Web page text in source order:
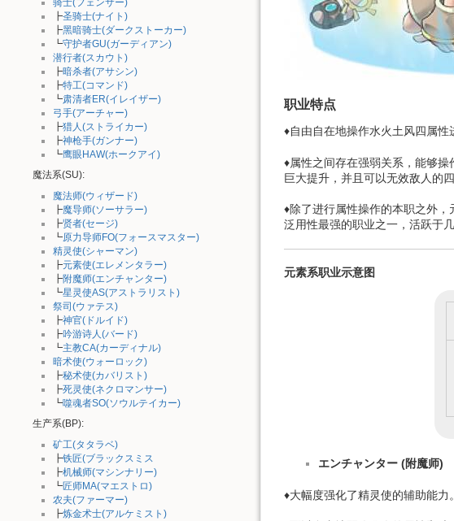
┣圣骑士(ナイト)
┣黑暗骑士(ダークストーカー)
┗守护者GU(ガーディアン)
潜行者(スカウト)
┣暗杀者(アサシン)
┣特工(コマンド)
┗肃清者ER(イレイザー)
弓手(アーチャー)
┣猎人(ストライカー)
┣神枪手(ガンナー)
┗鹰眼HAW(ホークアイ)
魔法系(SU):
魔法师(ウィザード)
┣魔导师(ソーサラー)
┣贤者(セージ)
┗原力导师FO(フォースマスター)
精灵使(シャーマン)
┣元素使(エレメンタラー)
┣附魔师(エンチャンター)
┗星灵使AS(アストラリスト)
祭司(ウァテス)
┣神官(ドルイド)
┣吟游诗人(バード)
┗主教CA(カーディナル)
暗术使(ウォーロック)
┣秘术使(カバリスト)
┣死灵使(ネクロマンサー)
┗噬魂者SO(ソウルテイカー)
生产系(BP):
矿工(タタラベ)
┣铁匠(ブラックスミス
┣机械师(マシンナリー)
┗匠师MA(マエストロ)
农夫(ファーマー)
┣炼金术士(アルケミスト)
职业特点
♦自由自在地操作水火土风四属
♦属性之间存在强弱关系，能够
巨大提升，并且可以无效敌人的
♦除了进行属性操作的本职之外
泛用性最强的职业之一，活跃于
元素系职业示意图
エンチャンター (附魔师)
♦大幅度强化了精灵使的辅助能力。